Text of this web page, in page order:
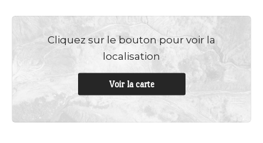
Cliquez sur le bouton pour voir la
localisation
Voir la carte